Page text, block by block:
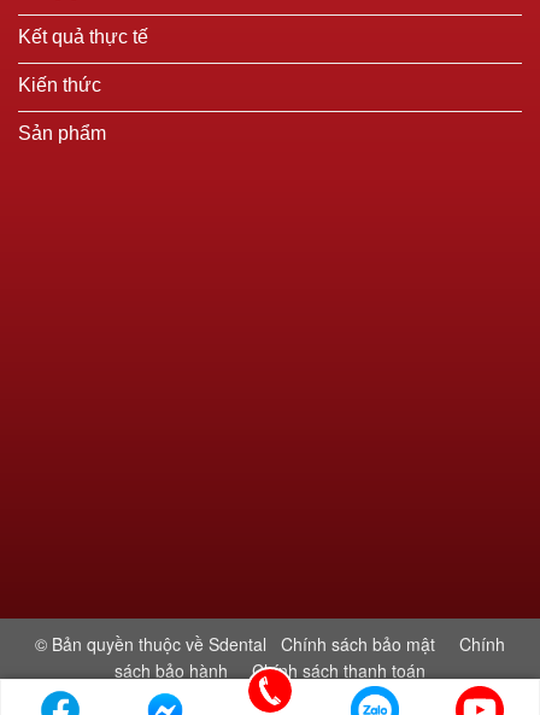
Kết quả thực tế
Kiến thức
Sản phẩm
© Bản quyền thuộc về Sdental Chính sách bảo mật
Chính
sách bảo hành
Chính sách thanh toán